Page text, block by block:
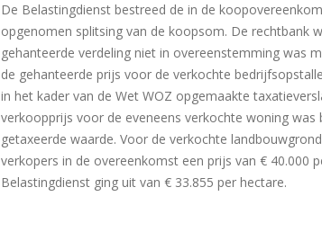
De Belastingdienst bestreed de in de
opgenomen splitsing van de koopsom. De rechtbank
gehanteerde verdeling niet in overeenstemming was
de gehanteerde prijs voor de verkochte
in het kader van de Wet WOZ opgemaakte
verkoopprijs voor de eveneens verkochte woning was
getaxeerde waarde. Voor de verkochte
verkopers in de overeenkomst een prijs van € 40.000
Belastingdienst ging uit van € 33.855 per hectare.